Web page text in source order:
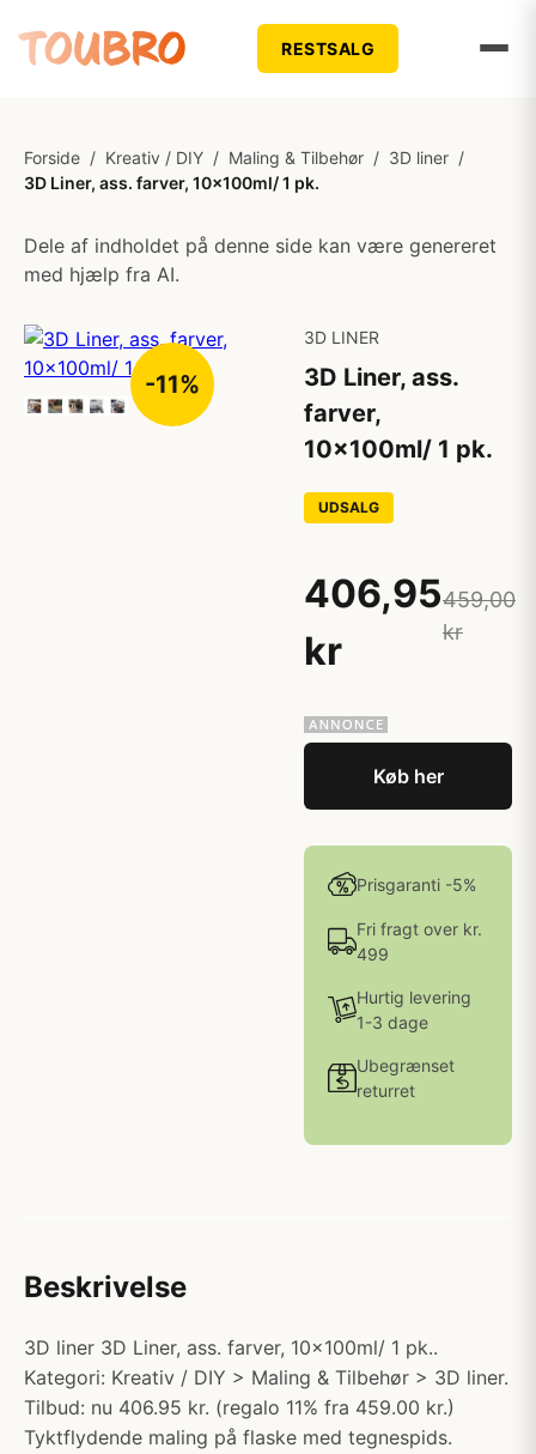
RESTSALG
Forside / Kreativ / DIY / Maling & Tilbehør / 3D liner /
3D Liner, ass. farver, 10x100ml/ 1 pk.
Dele af indholdet på denne side kan være genereret
med hjælp fra AI.
-11%
3D LINER
3D Liner, ass.
farver,
10x100ml/ 1 pk.
UDSALG
406,95
kr
459,00
kr
Køb her
Prisgaranti -5%
Fri fragt over kr.
499
Hurtig levering
1-3 dage
Ubegrænset
returret
Beskrivelse
3D liner 3D Liner, ass. farver, 10x100ml/ 1 pk..
Kategori: Kreativ / DIY > Maling & Tilbehør > 3D liner.
Tilbud: nu 406.95 kr. (regalo 11% fra 459.00 kr.)
Tyktflydende maling på flaske med tegnespids.